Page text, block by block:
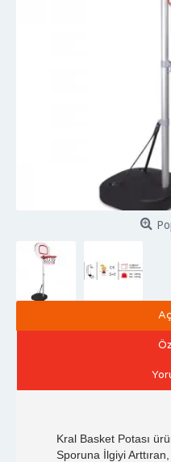
Kral Basket Potası
Sporuna İlgiyi